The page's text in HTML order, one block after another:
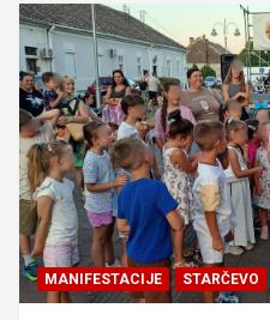
MANIFESTACIJE STARČEVO